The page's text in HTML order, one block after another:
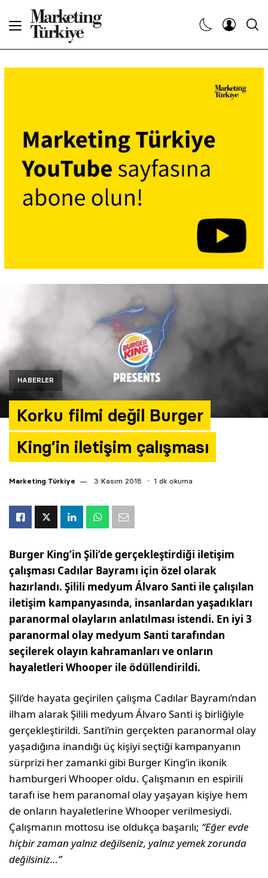
HABERLER
Korku filmi değil Burger
King’in iletişim çalışması
Marketing Türkiye 3 Kasım 2018 1 dk okuma
Burger King’in Şili’de gerçekleştirdiği iletişim
çalışması Cadılar Bayramı için özel olarak
hazırlandı. Şilili medyum Álvaro Santi ile çalışılan
iletişim kampanyasında, insanlardan yaşadıkları
paranormal olayların anlatılması istendi. En iyi 3
paranormal olay medyum Santi tarafından
seçilerek olayın kahramanları ve onların
hayaletleri Whooper ile ödüllendirildi.
Şili’de hayata geçirilen çalışma Cadılar Bayramı’ndan
ilham alarak Şilili medyum Álvaro Santi iş birliğiyle
gerçekleştirildi. Santi’nin gerçekten paranormal olay
yaşadığına inandığı üç kişiyi seçtiği kampanyanın
sürprizi her zamanki gibi Burger King’in ikonik
hamburgeri Whooper oldu. Çalışmanın en espirili
tarafı ise hem paranomal olay yaşayan kişiye hem
de onların hayaletlerine Whooper verilmesiydi.
Çalışmanın mottosu ise oldukça başarılı; “Eğer evde
hiçbir zaman yalnız değilseniz, yalnız yemek zorunda
değilsiniz…”
Dergiler
Etkinlikler